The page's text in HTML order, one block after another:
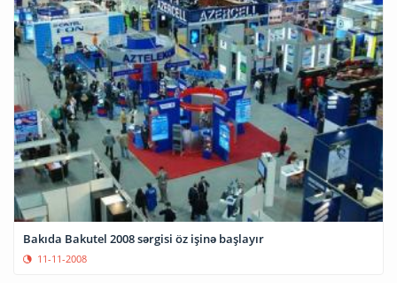
Bakıda Bakutel 2008 sərgisi öz işinə başlayır
11-11-2008